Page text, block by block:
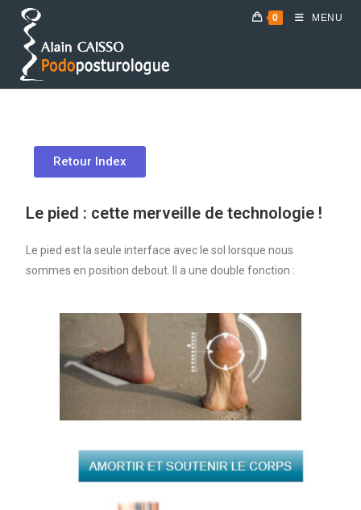
0 MENU
Prendre RDV
Retour Index
Le pied : cette merveille de technologie !
Le pied est la seule interface avec le sol lorsque nous
sommes en position debout.
Il a une double fonction :